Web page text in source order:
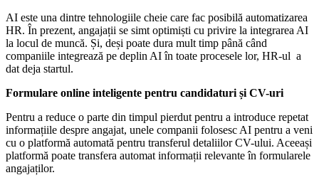
AI este una dintre tehnologiile cheie care fac posibilă automatizarea
HR. În prezent, angajații se simt optimiști cu privire la integrarea AI
la locul de muncă. Și, deși poate dura mult timp până când
companiile integrează pe deplin AI în toate procesele lor, HR-ul a
dat deja startul.
Formulare online inteligente pentru candidaturi și CV-uri
Pentru a reduce o parte din timpul pierdut pentru a introduce repetat
informațiile despre angajat, unele companii folosesc AI pentru a veni
cu o platformă automată pentru transferul detaliilor CV-ului. Aceeași
platformă poate transfera automat informații relevante în formularele
angajaților.